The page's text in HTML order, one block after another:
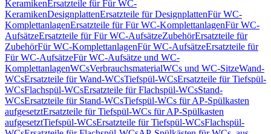
KeramikenErsatzteile für Für WC-
KeramikenDesignplattenErsatzteile für DesignplattenFür WC-
KomplettanlagenErsatzteile für Für WC-KomplettanlagenFür WC-
AufsätzeErsatzteile für Für WC-AufsätzeZubehörErsatzteile für
ZubehörFür WC-KomplettanlagenFür WC-AufsätzeErsatzteile für
Für WC-AufsätzeFür WC-Aufsätze und WC-
KomplettanlagenWCsVerbrauchsmaterialWCs und WC-SitzeWand-
WCsErsatzteile für Wand-WCsTiefspül-WCsErsatzteile für Tiefspül-
WCsFlachspül-WCsErsatzteile für Flachspül-WCsStand-
WCsErsatzteile für Stand-WCsTiefspül-WCs für AP-Spülkasten
aufgesetztErsatzteile für Tiefspül-WCs für AP-Spülkasten
aufgesetztTiefspül-WCsErsatzteile für Tiefspül-WCsFlachspül-